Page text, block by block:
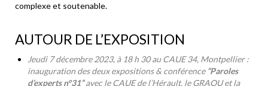
complexe et soutenable.
AUTOUR DE L’EXPOSITION
Jeudi 7 décembre 2023, à 18 h 30 au CAUE 34, Montpellier :
inauguration des deux expositions & conférence “Paroles
d’experts n°31”avec le CAUE de l’Hérault, le GRAOU et la